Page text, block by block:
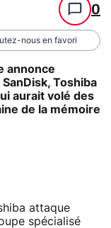
0
nous en favori
annonce
Toshiba
aurait volé des
de la mémoire
attaque
spécialisé